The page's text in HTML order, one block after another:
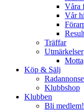
Våra
Vår
Träffar
Utmärkelser
Köp & Sälj
Klubbshop
Klubben
Bli medlem!